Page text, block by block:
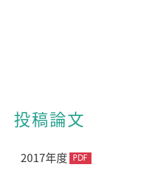
投稿論文
2017年度